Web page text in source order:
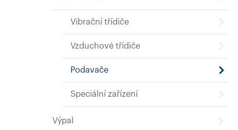
Vibrační třídiče
Vzduchové třídiče
Podavače
Speciální zařízení
Výpal